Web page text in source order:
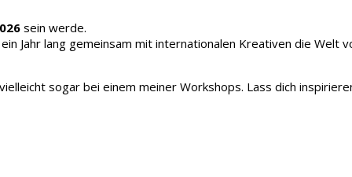
sein werde.
Jahr lang gemeinsam mit internationalen Kreativen die Welt
sogar bei einem meiner Workshops. Lass dich